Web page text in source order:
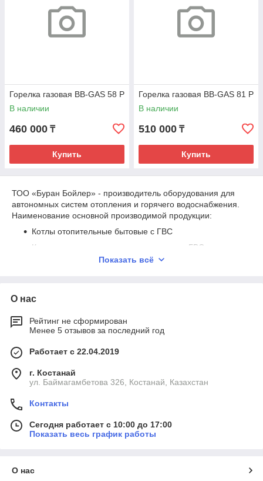
Горелка газовая BB-GAS 58 P
В наличии
460 000 ₸
Купить
Горелка газовая BB-GAS 81 P
В наличии
510 000 ₸
Купить
ТОО «Буран Бойлер» - производитель оборудования для
автономных систем отопления и горячего водоснабжения.
Наименование основной производимой продукции:
Котлы отопительные бытовые с ГВС
Котлы промышленные для отопления и ГВС
Блочно - модульные котельные
Продукция «Буран Бойлер» поставляется на отечественный
коммерческих, муниципальных, промышленных зданиях и
сооружениях образовательного, культурного,
административного и производственного назначения.
Компания «Буран Бойлер» внесена в Реестр отечественных
товаропроизводителей, утвержденных решением Правления
АО «Фонд Национального благосостояния Самрук-Казына».
Выпускаемые нами котлы, котельное оборудование,
теплообменники и БМК предназначены для объектов
различной степени сложности и сфер деятельности.
Показать всё
О нас
Рейтинг не сформирован
Менее 5 отзывов за последний год
Работает с 22.04.2019
г. Костанай
ул. Баймагамбетова 326, Костанай, Казахстан
Контакты
Сегодня работает с 10:00 до 17:00
Показать весь график работы
О нас